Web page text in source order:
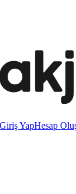
Giriş YapHesap